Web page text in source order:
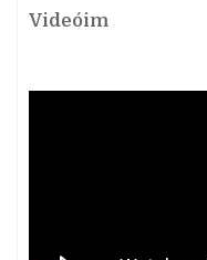
Videóim